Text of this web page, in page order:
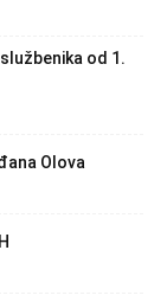
od 1.
Olova